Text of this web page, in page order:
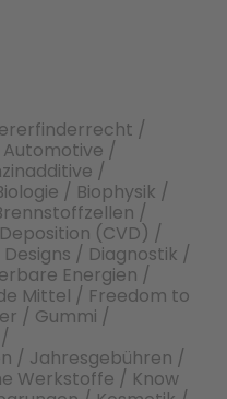
/
/
/
/ Biophysik /
/
(CVD) /
/ Diagnostik /
Energien /
Mittel / Freedom to
/ Gummi /
/ Jahresgebühren /
Werkstoffe / Know